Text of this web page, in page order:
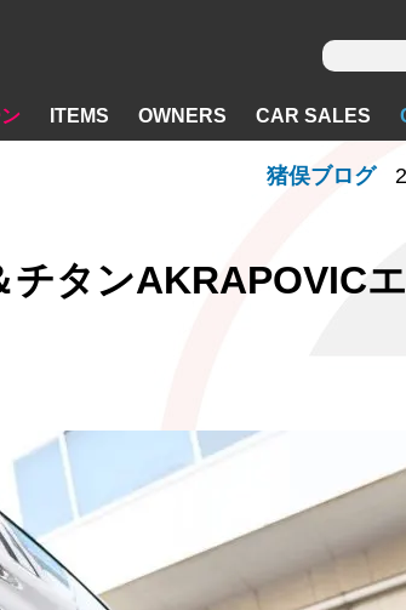
ITEMS OWNERS CAR SALES
タンAKRAPOVIC
猪俣ブログ